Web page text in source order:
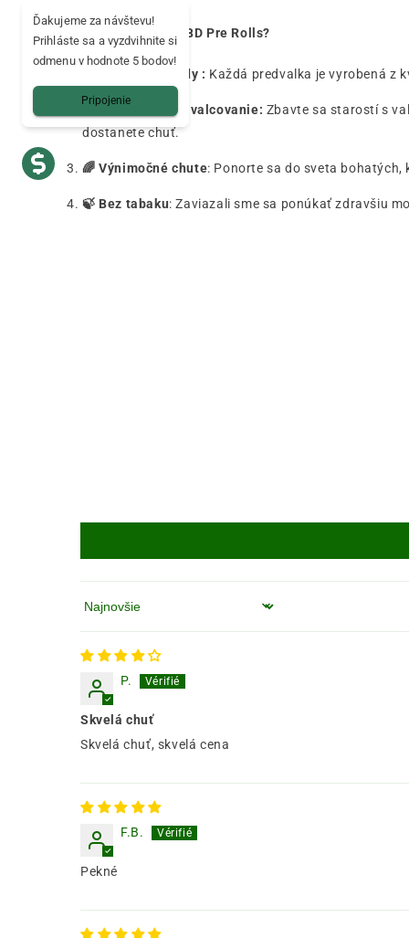
Prečo si vybrať naše CBD Pre Rolls?
Kvalitné odrody : Každá predvalka je vyrobená z
🚀 Pripravené na valcovanie: Zbavte sa starostí s
dostanete chuť.
🌈 Výnimočné chute: Ponorte sa do sveta
🍃 Bez tabaku: Zaviazali sme sa ponúkať zdravšiu
Zoradiť podľa
P.
Skvelá chuť
Skvelá chuť, skvelá cena
F.B.
Pekné
Ďakujeme za návštevu!
Prihláste sa a vyzdvihnite si
odmenu v hodnote 5 bodov!
Pripojenie